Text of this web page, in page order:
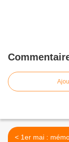
< 1er mai : mémoire, vérité,